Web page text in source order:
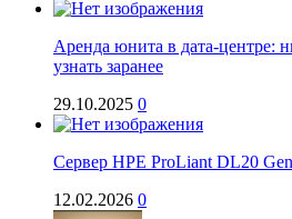
Аренда юнита в дата-центре:
узнать заранее
29.10.2025 0
Сервер HPE ProLiant DL20
12.02.2026 0